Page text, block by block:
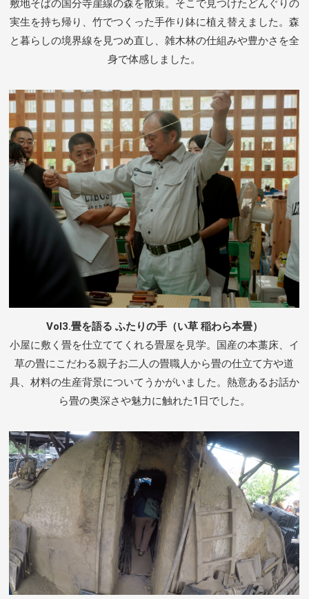
敷地そばの国分寺崖線の森を散策。そこで見つけたどんぐりの
実生を持ち帰り、竹でつくった手作り鉢に植え替えました。森
と暮らしの境界線を見つめ直し、雑木林の仕組みや豊かさを全
身で体感しました。
Vol3.畳を語る ふたりの手（い草 稲わら本畳）
小屋に敷く畳を仕立ててくれる畳屋を見学。国産の本藁床、イ
草の畳にこだわる親子お二人の畳職人から畳の仕立て方や道
具、材料の生産背景についてうかがいました。熱意あるお話か
ら畳の奥深さや魅力に触れた1日でした。